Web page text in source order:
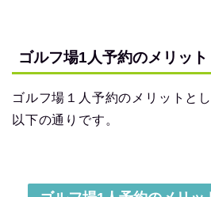
ゴルフ場1人予約のメリット
ゴルフ場１人予約のメリットと
以下の通りです。